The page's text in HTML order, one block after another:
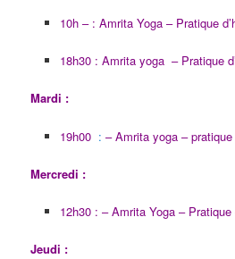
10h – : Amrita Yoga – Pratique
18h30 : Amrita yoga – Pratique
Mardi :
19h00 : – Amrita yoga – pratique
Mercredi :
12h30 : –Amrita Yoga –Pratique
Jeudi :